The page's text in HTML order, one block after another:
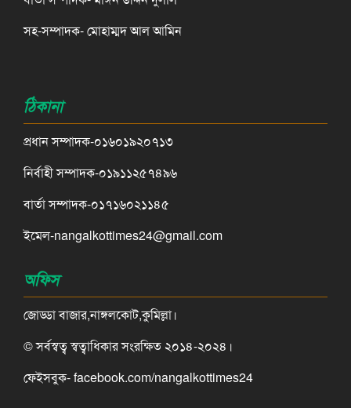
সহ-সম্পাদক- মোহাম্মদ আল আমিন
ঠিকানা
প্রধান সম্পাদক-০১৬০১৯২০৭১৩
নির্বাহী সম্পাদক-০১৯১১২৫৭৪৯৬
বার্তা সম্পাদক-০১৭১৬০২১১৪৫
ইমেল-nangalkottimes24@gmail.com
অফিস
জোড্ডা বাজার,নাঙ্গলকোট,কুমিল্লা।
© সর্বস্বত্ব স্বত্বাধিকার সংরক্ষিত ২০১৪-২০২৪।
ফেইসবুক- facebook.com/nangalkottimes24